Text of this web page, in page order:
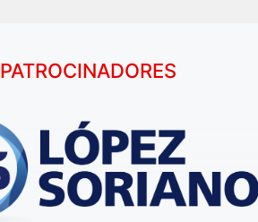
PATROCINADORES